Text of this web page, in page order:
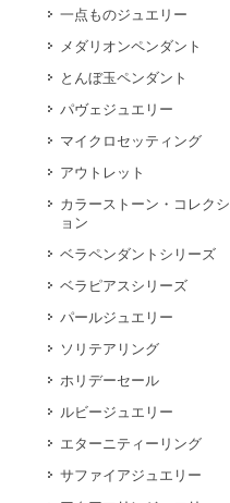
一点ものジュエリー
メダリオンペンダント
とんぼ玉ペンダント
パヴェジュエリー
マイクロセッティング
アウトレット
カラーストーン・コレクシ
ョン
ベラペンダントシリーズ
ベラピアスシリーズ
パールジュエリー
ソリテアリング
ホリデーセール
ルビージュエリー
エターニティーリング
サファイアジュエリー